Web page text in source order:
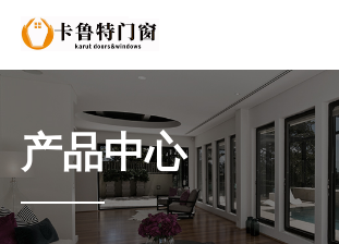
产品中心